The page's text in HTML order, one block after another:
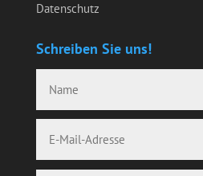
Datenschutz
Schreiben Sie uns!